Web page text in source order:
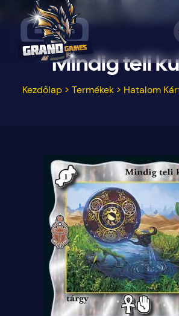
Mindig teli
Kezdőlap > Termékek > Hatalom